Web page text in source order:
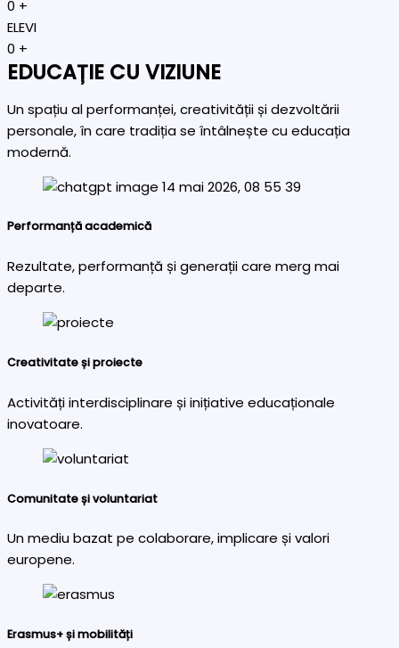
0 +
ELEVI
0 +
EDUCAȚIE CU VIZIUNE
Un spațiu al performanței, creativității și dezvoltării
personale, în care tradiția se întâlnește cu educația
modernă.
Performanță academică
Rezultate, performanță și generații care merg mai
departe.
Creativitate și proiecte
Activități interdisciplinare și inițiative educaționale
inovatoare.
Comunitate și voluntariat
Un mediu bazat pe colaborare, implicare și valori
europene.
Erasmus+ și mobilități